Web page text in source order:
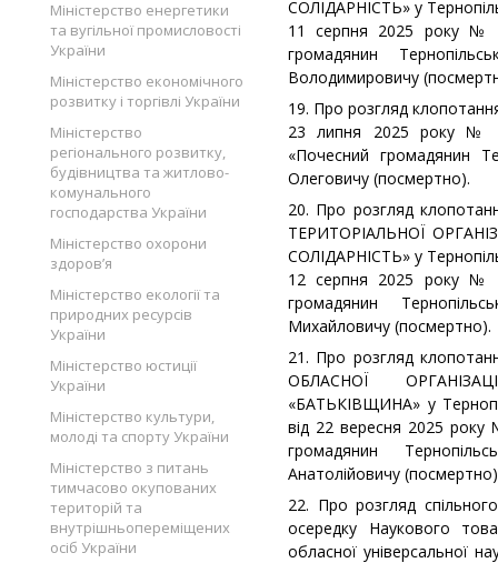
Міністерство енергетики
та вугільної промисловості
України
Міністерство економічного
розвитку і торгівлі України
Міністерство
регіонального розвитку,
будівництва та житлово-
комунального
господарства України
Міністерство охорони
здоров’я
Міністерство екології та
природних ресурсів
України
Міністерство юстиції
України
Міністерство культури,
молоді та спорту України
Міністерство з питань
тимчасово окупованих
територій та
внутрішньопереміщених
осіб України
СОЛІДАРНІСТЬ» у
11 серпня 2025 року №
громадянин
Володимировичу
19. Про розгляд
23 липня 2025 року №
«Почесний громадянин
Олеговичу (посмертно).
20. Про розгляд
ТЕРИТОРІАЛЬНОЇ
СОЛІДАРНІСТЬ» у
12 серпня 2025 року №
громадянин
Михайловичу (посмертно).
21. Про розгляд
ОБЛАСНОЇ
«БАТЬКІВЩИНА» у
від 22 вересня 2025
громадянин
Анатолійовичу
22. Про розгляд
осередку Наукового
обласної універсальної